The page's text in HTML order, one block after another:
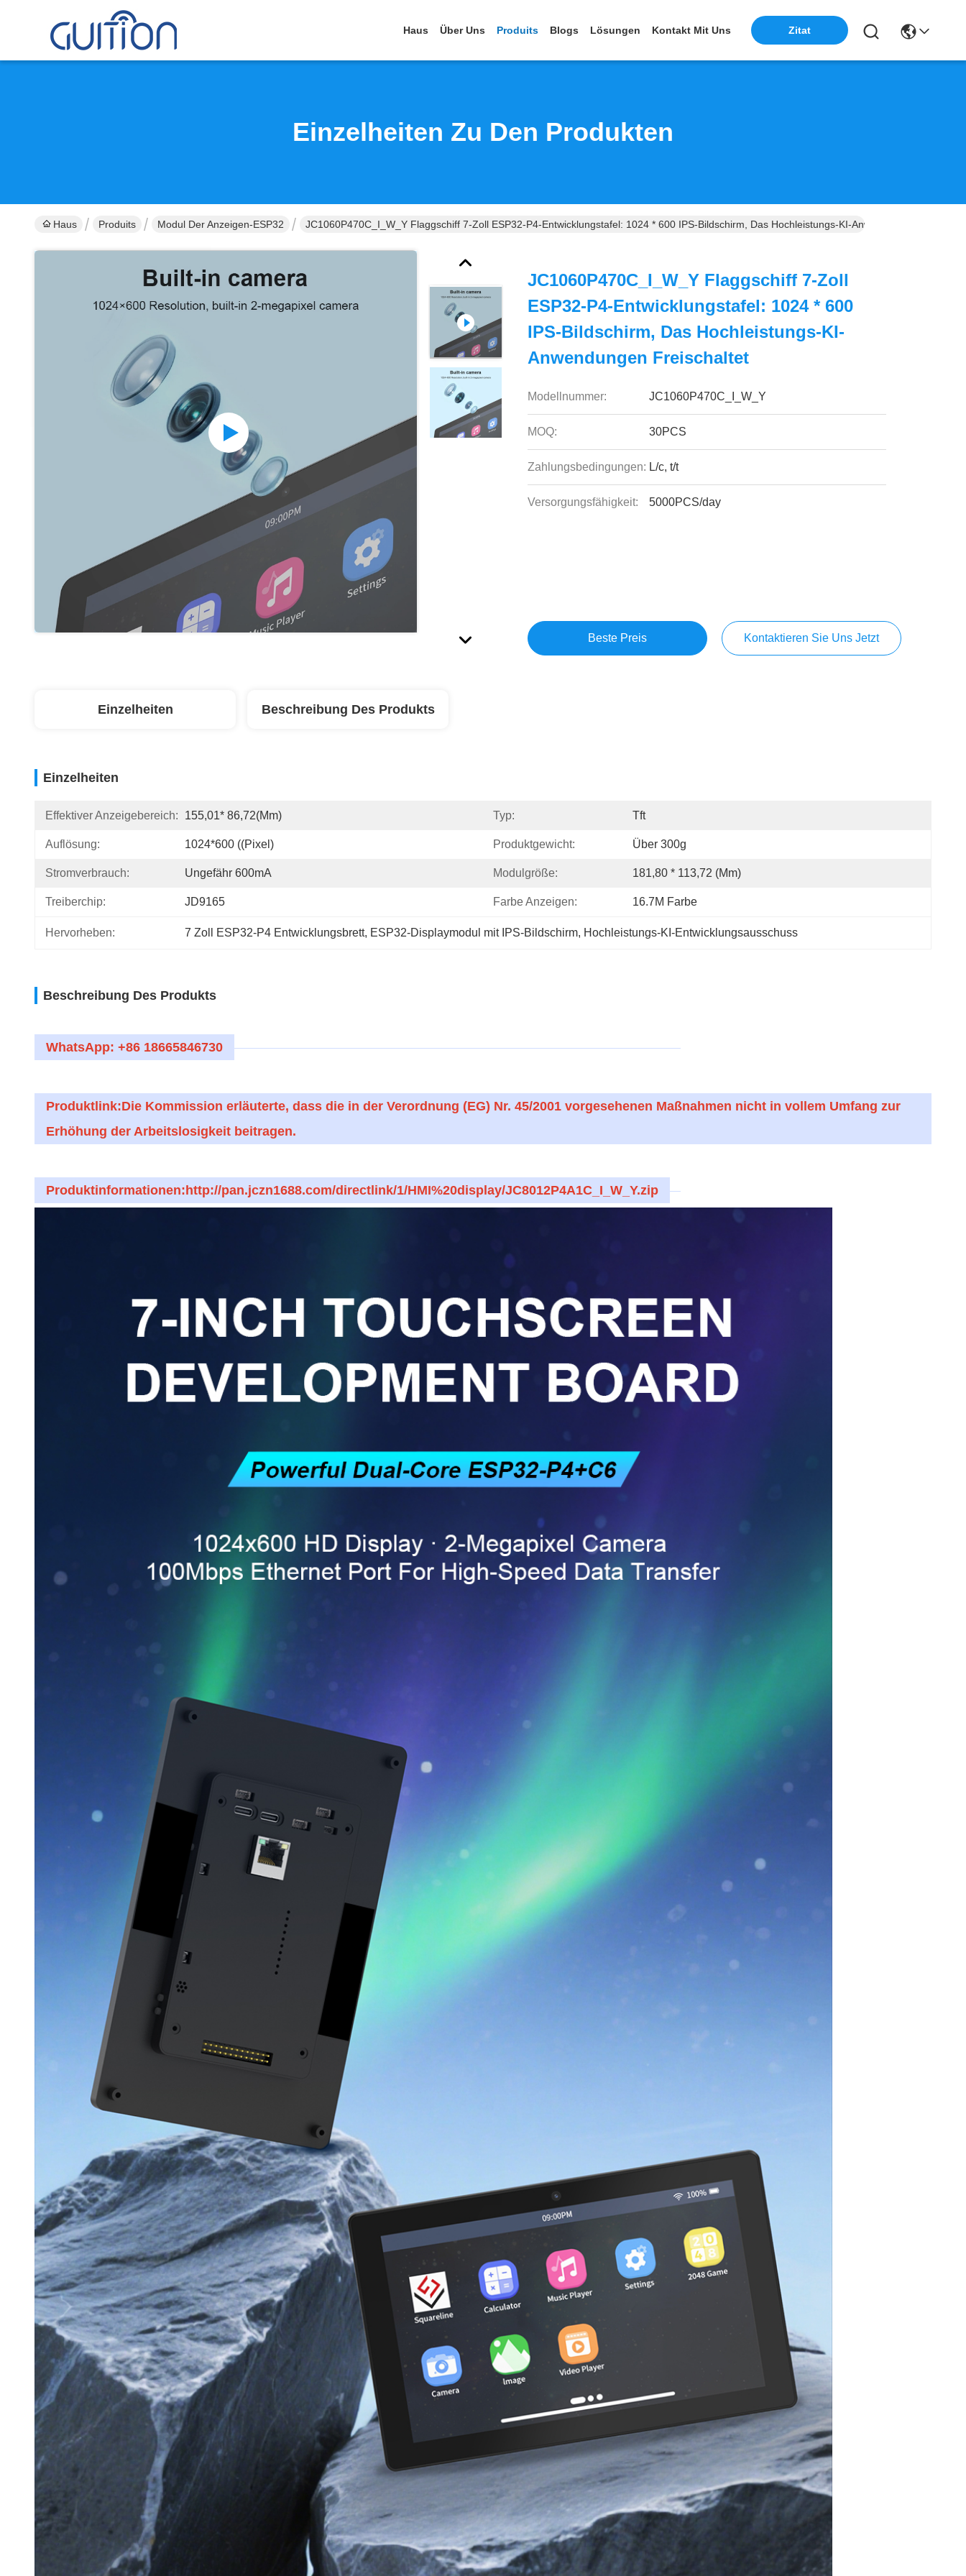
Haus Über Uns Produits Blogs Lösungen Kontakt Mit Uns Zitat
Einzelheiten Zu Den Produkten
Haus Produits Modul Der Anzeigen-ESP32 JC1060P470C_I_W_Y Flaggschiff 7-Zoll ESP32-P4-Entwicklungstafel: 1024 * 600 IPS-Bildschirm, Das Hochleistungs-KI-Anwendungen
JC1060P470C_I_W_Y Flaggschiff 7-Zoll
ESP32-P4-Entwicklungstafel: 1024 * 600
IPS-Bildschirm, Das Hochleistungs-KI-
Anwendungen Freischaltet
Modellnummer: JC1060P470C_I_W_Y
MOQ: 30PCS
Zahlungsbedingungen: L/c, t/t
Versorgungsfähigkeit: 5000PCS/day
Beste Preis Kontaktieren Sie Uns Jetzt
Einzelheiten Beschreibung Des Produkts
Einzelheiten
Effektiver Anzeigebereich: 155,01* 86,72(mm) Typ: Tft
Auflösung: 1024*600 ((Pixel) Produktgewicht: Über 300g
Stromverbrauch: Ungefähr 600mA Modulgröße: 181,80 * 113,72 (mm)
Treiberchip: JD9165 Farbe Anzeigen: 16.7M Farbe
Hervorheben: 7 Zoll ESP32-P4 Entwicklungsbrett, ESP32-Displaymodul mit IPS-Bildschirm, Hochleistungs-KI-Entwicklungsausschuss
Beschreibung Des Produkts
WhatsApp: +86 18665846730
Produktlink:Die Kommission erläuterte, dass die in der Verordnung (EG) Nr. 45/2001 vorgesehenen Maßnahmen nicht in vollem Umfang zur
Erhöhung der Arbeitslosigkeit beitragen.
Produktinformationen:http://pan.jczn1688.com/directlink/1/HMI%20display/JC8012P4A1C_I_W_Y.zip